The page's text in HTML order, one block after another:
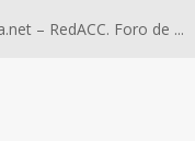
– RedACC. Foro de ...